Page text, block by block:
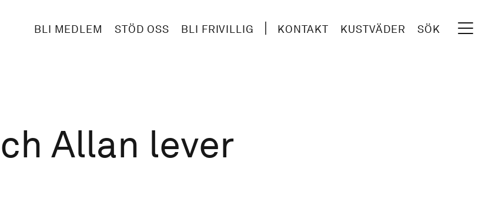
BLI MEDLEM STÖD OSS BLI FRIVILLIG KONTAKT KUSTVÄDER SÖK
Allan lever